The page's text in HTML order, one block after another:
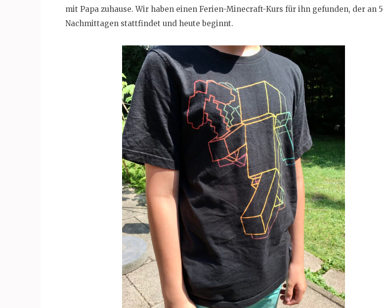
mit Papa zuhause. Wir haben einen Ferien-Minecraft-Kurs für ihn gefunden, der an 5
Nachmittagen stattfindet und heute beginnt.